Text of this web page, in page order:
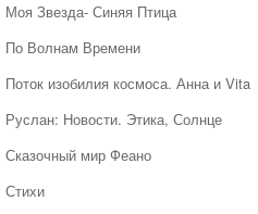
Моя Звезда- Синяя Птица
По Волнам Времени
Поток изобилия космоса. Анна и Vita
Руслан: Новости. Этика, Солнце
Сказочный мир Феано
Стихи